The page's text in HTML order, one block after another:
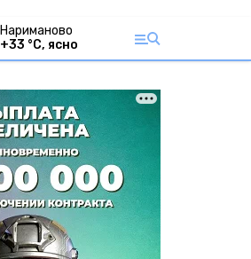
Нариманово
+33 °С, ясно